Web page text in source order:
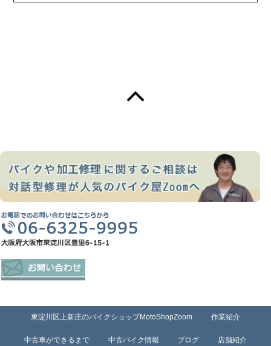
東淀川区上新庄のバイクショップMotoShopZoom 作業紹介
中古車ができるまで 中古バイク情報 ブログ 店舗紹介